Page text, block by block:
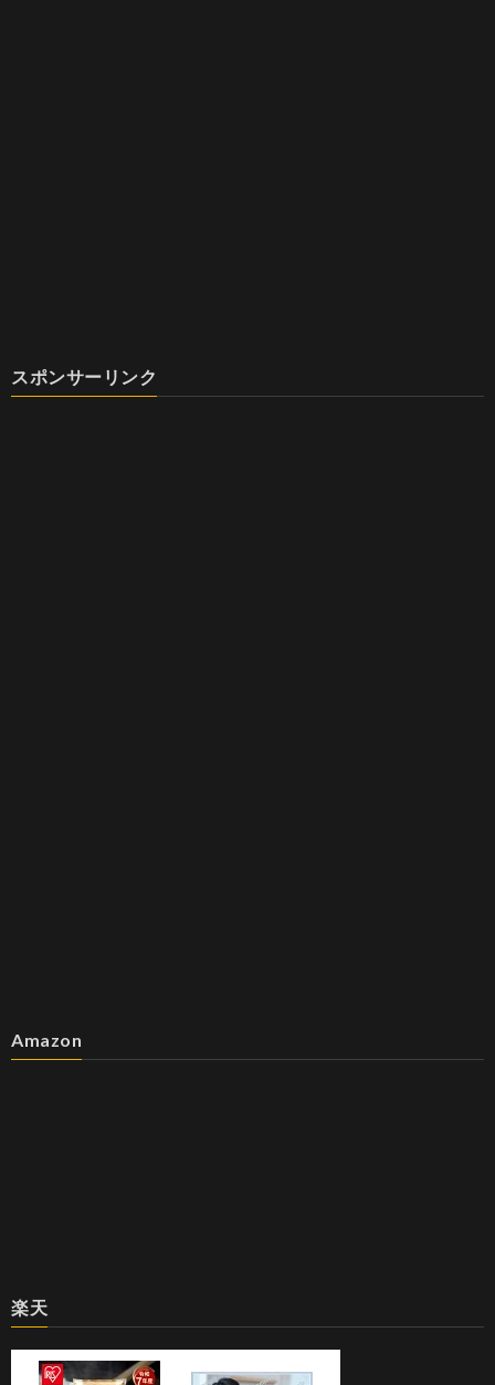
スポンサーリンク
Amazon
楽天